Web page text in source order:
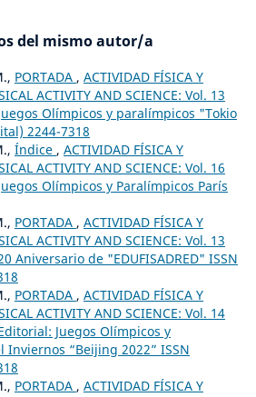
del mismo autor/a
PORTADA , ACTIVIDAD FÍSICA Y
ACTIVITY AND SCIENCE: Vol. 13
Olímpicos y paralímpicos "Tokio
2244-7318
Índice , ACTIVIDAD FÍSICA Y
ACTIVITY AND SCIENCE: Vol. 16
Olímpicos y Paralímpicos París
PORTADA , ACTIVIDAD FÍSICA Y
ACTIVITY AND SCIENCE: Vol. 13
Aniversario de "EDUFISADRED" ISSN
PORTADA , ACTIVIDAD FÍSICA Y
ACTIVITY AND SCIENCE: Vol. 14
Juegos Olímpicos y
Inviernos “Beijing 2022” ISSN
PORTADA , ACTIVIDAD FÍSICA Y